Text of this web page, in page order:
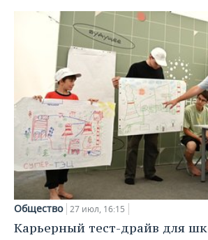
Общество 27 июл, 16:15
Карьерный тест-драйв для